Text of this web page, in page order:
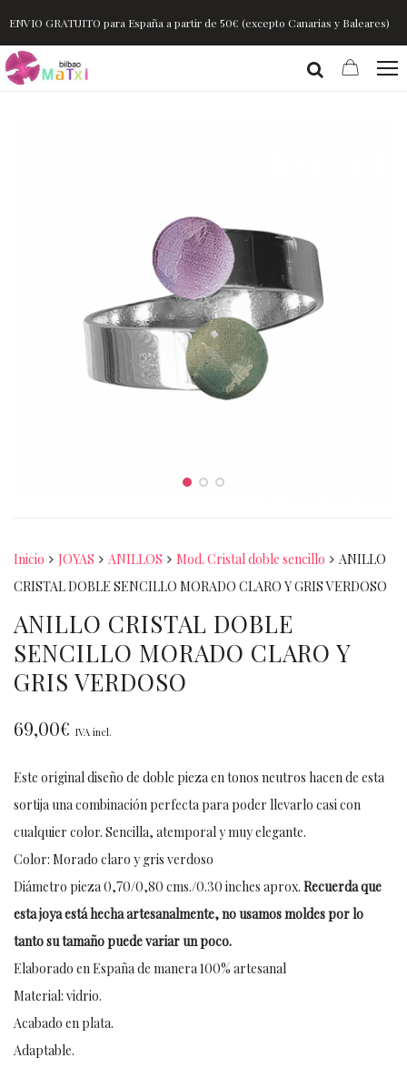
ENVIO GRATUITO para España a partir de 50€ (excepto Canarias y Baleares)
Inicio JOYAS ANILLOS Mod. Cristal doble sencillo
ANILLO
CRISTAL DOBLE SENCILLO MORADO CLARO Y GRIS VERDOSO
ANILLO CRISTAL DOBLE
SENCILLO MORADO CLARO Y
GRIS VERDOSO
69,00€ IVA incl.
Este original diseño de doble pieza en tonos neutros hacen de esta
sortija una combinación perfecta para poder llevarlo casi con
cualquier color. Sencilla, atemporal y muy elegante.
Color: Morado claro y gris verdoso
Diámetro pieza 0,70/0,80 cms./0.30 inches aprox. Recuerda que
esta joya está hecha artesanalmente, no usamos moldes por lo
tanto su tamaño puede variar un poco.
Elaborado en España de manera 100% artesanal
Material: vidrio.
Acabado en plata.
Adaptable.